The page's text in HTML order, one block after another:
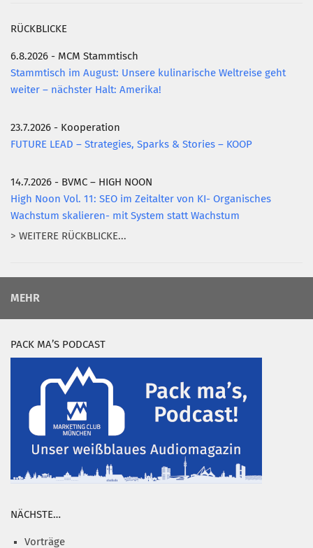
RÜCKBLICKE
6.8.2026 - MCM Stammtisch
Stammtisch im August: Unsere kulinarische Weltreise geht
weiter – nächster Halt: Amerika!
23.7.2026 - Kooperation
FUTURE LEAD – Strategies, Sparks & Stories – KOOP
14.7.2026 - BVMC – HIGH NOON
High Noon Vol. 11: SEO im Zeitalter von KI- Organisches
Wachstum skalieren- mit System statt Wachstum
> WEITERE RÜCKBLICKE...
MEHR
PACK MA’S PODCAST
NÄCHSTE…
Vorträge